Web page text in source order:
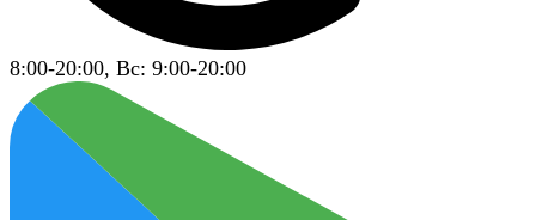
8:00-20:00, Вс: 9:00-20:00